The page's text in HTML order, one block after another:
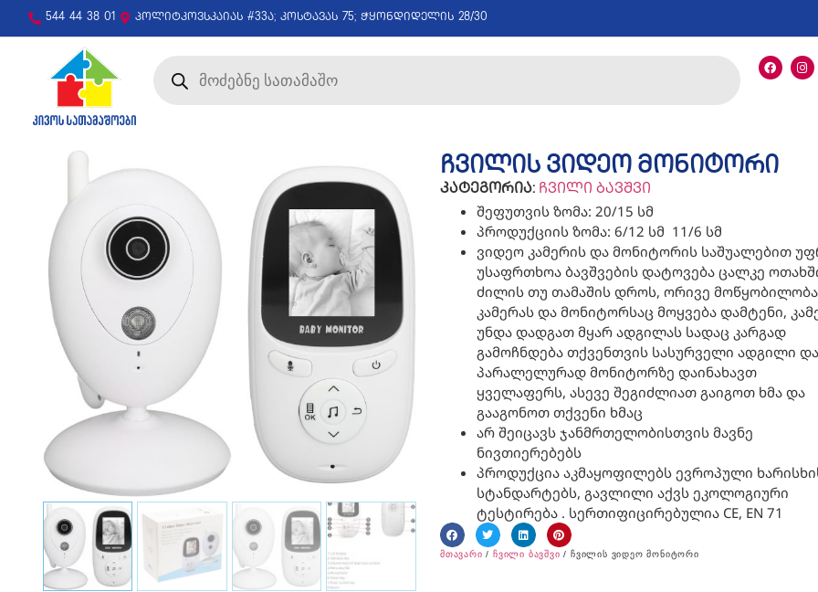
544 44 38 01 პოლიტკოვსკაიას #33ა; კოსტავას 75; ჭყონდიდელის 28/30
ჩვილის ვიდეო მონიტორი
კატეგორია: ჩვილი ბავშვი
შეფუთვის ზომა: 20/15 სმ
პროდუქციის ზომა: 6/12 სმ 11/6 სმ
ვიდეო კამერის და მონიტორის საშუალებით
უსაფრთხოა ბავშვების დატოვება ცალკე
ძილის თუ თამაშის დროს, ორივე
კამერას და მონიტორსაც მოყვება დამტენი,
უნდა დადგათ მყარ ადგილას სადაც კარგად
გამოჩნდება თქვენთვის სასურველი ადგილი და
პარალელურად მონიტორზე დაინახავთ
ყველაფერს, ასევე შეგიძლიათ გაიგოთ ხმა და
გააგონოთ თქვენი ხმაც
არ შეიცავს ჯანმრთელობისთვის მავნე
ნივთიერებებს
პროდუქცია აკმაყოფილებს ევროპული
სტანდარტებს, გავლილი აქვს ეკოლოგიური
ტესტირება . სერთიფიცირებულია CE, EN 71
მთავარი / ჩვილი ბავშვი / ჩვილის ვიდეო მონიტორი